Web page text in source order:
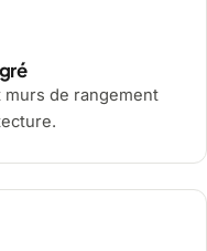
de rangement